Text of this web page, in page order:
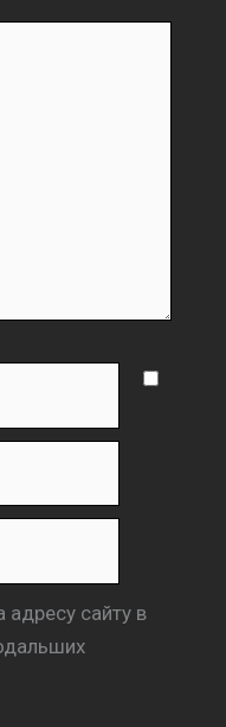
адресу сайту в